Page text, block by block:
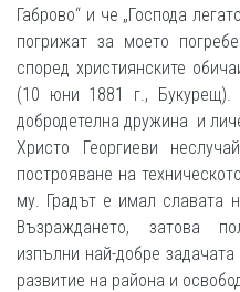
Габрово“ и че „Господа
погрижат за моето
според християнските
(10 юни 1881 г., Букурещ).
добродетелна дружина и
Христо Георгиеви
построяване на
му. Градът е имал славата
Възраждането, затова
изпълни най-добре
развитие на района и